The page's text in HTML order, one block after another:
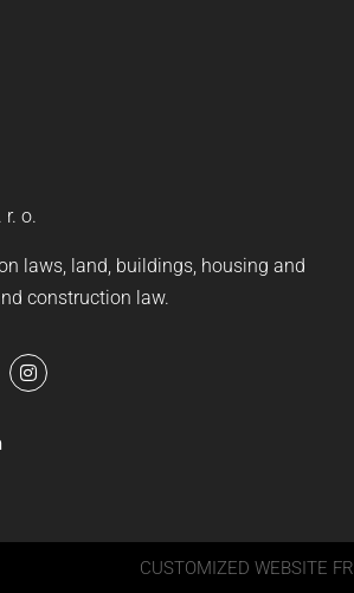
o.
laws, land, buildings, housing and
construction law.
CUSTOMIZED WEBSITE